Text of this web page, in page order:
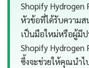
Shopify Hydrogen
หัวข้อที่ได้รับความส
เป็นมือใหม่หรือผู้มีป
Shopify Hydrogen
ซึ้งจะช่วยให้คุณนำไ